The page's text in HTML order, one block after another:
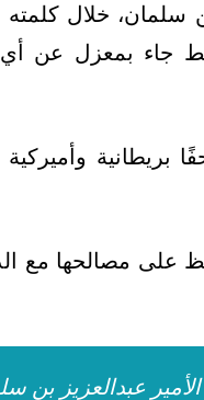
سلمان، خلال كلمته
جاء بمعزل عن
بريطانية
مصالحها مع
عبدالعزيز بن